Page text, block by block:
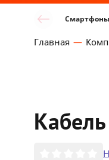
Смартфоны
Главная